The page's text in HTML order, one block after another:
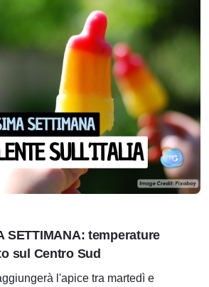
SETTIMANA: temperature
sul Centro Sud
l'apice tra martedì e